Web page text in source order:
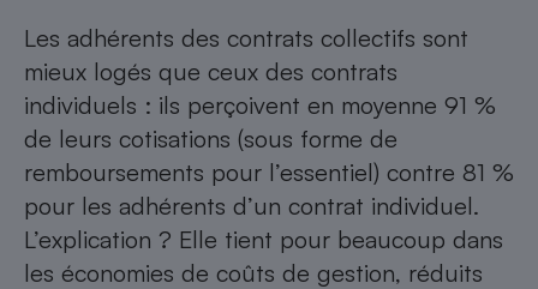
Les adhérents des contrats collectifs sont
mieux logés que ceux des contrats
individuels : ils perçoivent en moyenne 91 %
de leurs cotisations (sous forme de
remboursements pour l’essentiel) contre 81 %
pour les adhérents d’un contrat individuel.
L’explication ? Elle tient pour beaucoup dans
les économies de coûts de gestion, réduits